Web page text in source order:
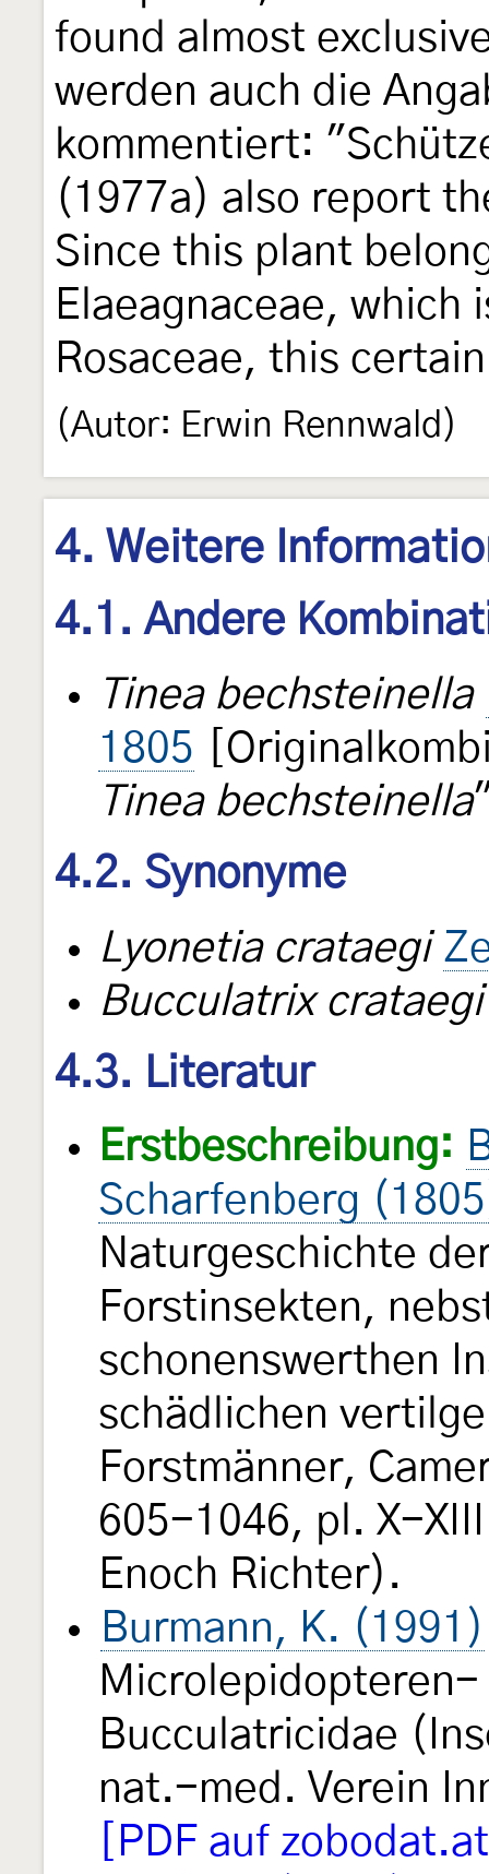
found almost
werden auch die
kommentiert:
(1977a) also report
Since this plant
Elaeagnaceae,
Rosaceae, this
(Autor: Erwin Rennwald)
4. Weitere
4.1. Andere
Tinea bechsteinella
1805
Tinea bechsteinella
4.2. Synonyme
Lyonetia crataegi
Bucculatrix crataegi
4.3. Literatur
Erstbeschreibung:
Scharfenberg
Naturgeschichte
Forstinsekten,
schonenswerthen
schädlichen
Forstmänner,
605-1046, pl. X-
Enoch Richter).
Burmann, K. (1991)
Microlepidopteren-
Bucculatricidae
nat.-med. Verein
[PDF auf